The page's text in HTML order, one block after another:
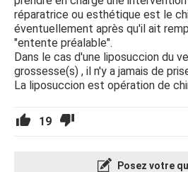
réparatrice ou esthétique est le
éventuellement après qu'il ait
"entente préalable".
Dans le cas d'une liposuccion du
grossesse(s) , il n'y a jamais de
La liposuccion est opération de
19
Posez votre